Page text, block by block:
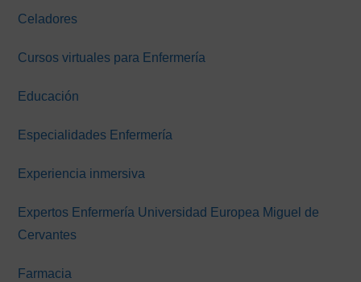
lateral
Celadores
Cursos virtuales para Enfermería
Educación
Especialidades Enfermería
Experiencia inmersiva
Expertos Enfermería Universidad Europea Miguel de
Cervantes
Farmacia